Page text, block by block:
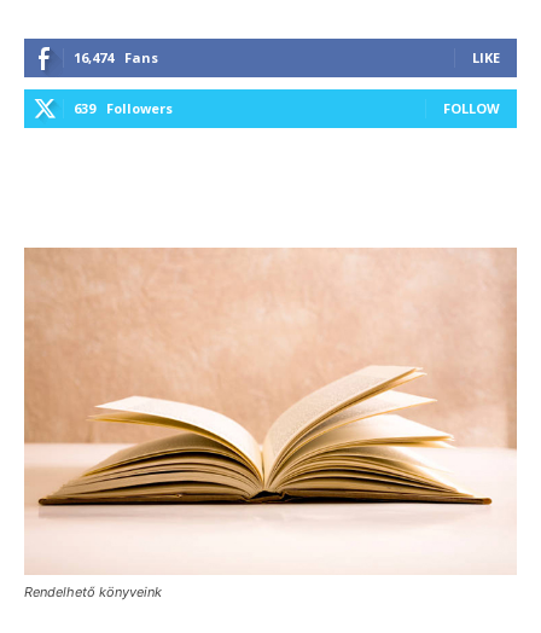
16,474 Fans LIKE
639 Followers FOLLOW
Rendelhető könyveink